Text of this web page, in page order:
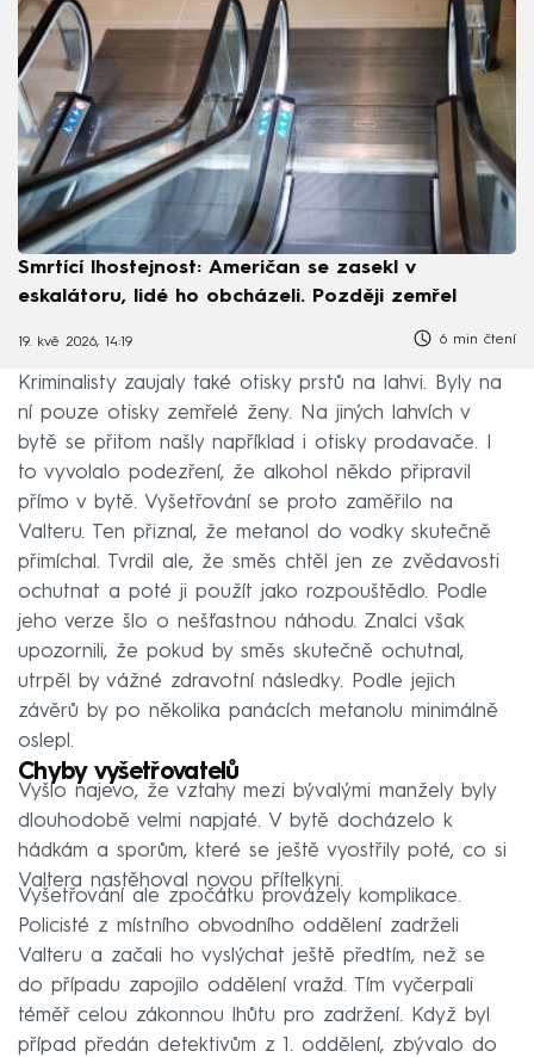
Smrtící lhostejnost: Američan se zasekl v
eskalátoru, lidé ho obcházeli. Později zemřel
19. kvě 2026, 14:19 6 min čtení
Kriminalisty zaujaly také otisky prstů na lahvi. Byly na
ní pouze otisky zemřelé ženy. Na jiných lahvích v
bytě se přitom našly například i otisky prodavače. I
to vyvolalo podezření, že alkohol někdo připravil
přímo v bytě. Vyšetřování se proto zaměřilo na
Valteru. Ten přiznal, že metanol do vodky skutečně
přimíchal. Tvrdil ale, že směs chtěl jen ze zvědavosti
ochutnat a poté ji použít jako rozpouštědlo. Podle
jeho verze šlo o nešťastnou náhodu. Znalci však
upozornili, že pokud by směs skutečně ochutnal,
utrpěl by vážné zdravotní následky. Podle jejich
závěrů by po několika panácích metanolu minimálně
oslepl.
Chyby vyšetřovatelů
Vyšlo najevo, že vztahy mezi bývalými manžely byly
dlouhodobě velmi napjaté. V bytě docházelo k
hádkám a sporům, které se ještě vyostřily poté, co si
Valtera nastěhoval novou přítelkyni.
Vyšetřování ale zpočátku provázely komplikace.
Policisté z místního obvodního oddělení zadrželi
Valteru a začali ho vyslýchat ještě předtím, než se
do případu zapojilo oddělení vražd. Tím vyčerpali
téměř celou zákonnou lhůtu pro zadržení. Když byl
případ předán detektivům z 1. oddělení, zbývalo do